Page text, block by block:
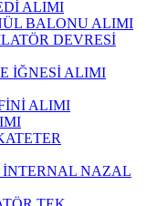
ALIMI
BALONU ALIMI
DEVRESİ
İĞNESİ ALIMI
ALIMI
İNTERNAL NAZAL